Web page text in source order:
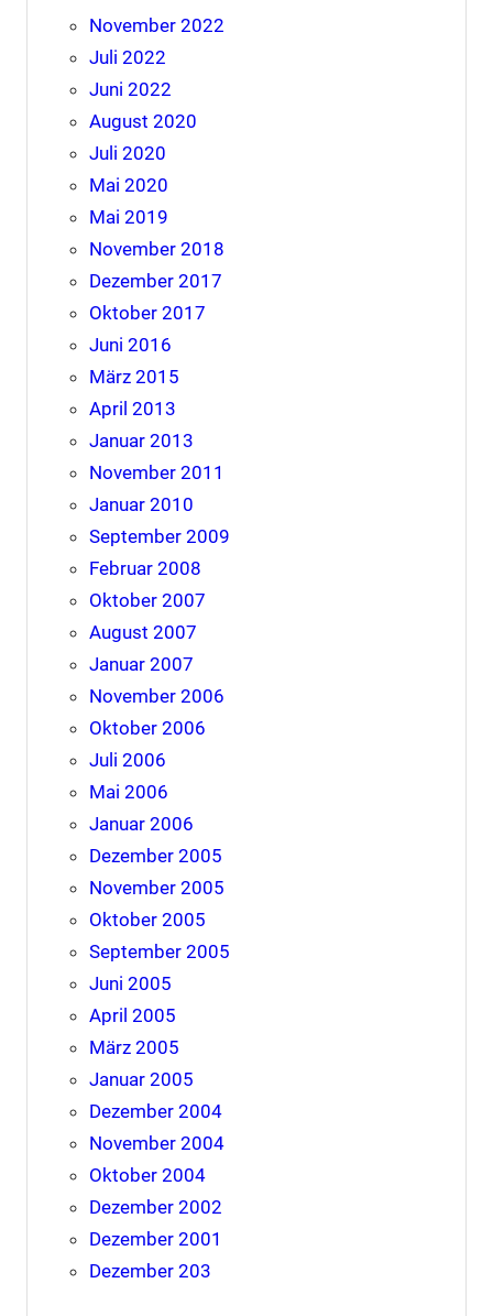
November 2022
Juli 2022
Juni 2022
August 2020
Juli 2020
Mai 2020
Mai 2019
November 2018
Dezember 2017
Oktober 2017
Juni 2016
März 2015
April 2013
Januar 2013
November 2011
Januar 2010
September 2009
Februar 2008
Oktober 2007
August 2007
Januar 2007
November 2006
Oktober 2006
Juli 2006
Mai 2006
Januar 2006
Dezember 2005
November 2005
Oktober 2005
September 2005
Juni 2005
April 2005
März 2005
Januar 2005
Dezember 2004
November 2004
Oktober 2004
Dezember 2002
Dezember 2001
Dezember 203